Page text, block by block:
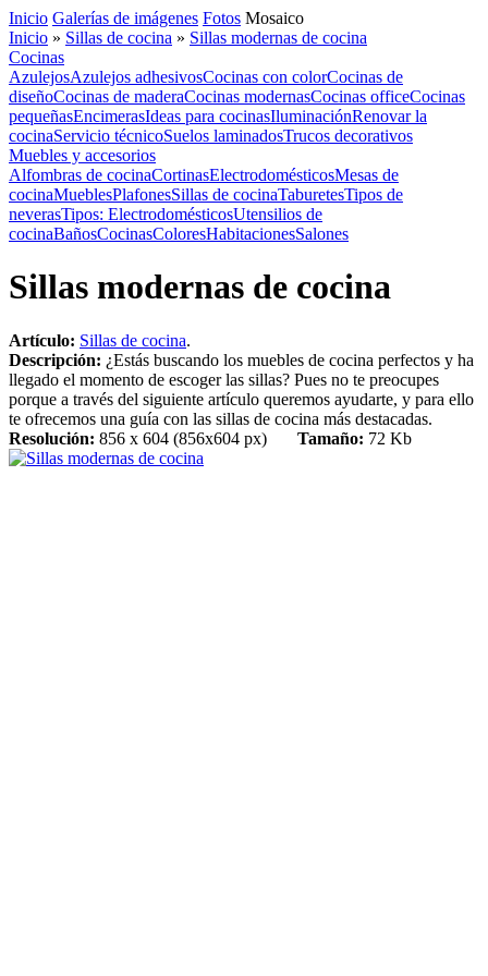
Inicio Galerías de imágenes Fotos Mosaico
Inicio » Sillas de cocina » Sillas modernas de cocina
Cocinas
AzulejosAzulejos adhesivosCocinas con colorCocinas de
diseñoCocinas de maderaCocinas modernasCocinas officeCocinas
pequeñasEncimerasIdeas para cocinasIluminaciónRenovar la
cocinaServicio técnicoSuelos laminadosTrucos decorativos
Muebles y accesorios
Alfombras de cocinaCortinasElectrodomésticosMesas de
cocinaMueblesPlafonesSillas de cocinaTaburetesTipos de
neverasTipos: ElectrodomésticosUtensilios de
cocinaBañosCocinasColoresHabitacionesSalones
Sillas modernas de cocina
Artículo: Sillas de cocina.
Descripción: ¿Estás buscando los muebles de cocina perfectos y ha
llegado el momento de escoger las sillas? Pues no te preocupes
porque a través del siguiente artículo queremos ayudarte, y para ello
te ofrecemos una guía con las sillas de cocina más destacadas.
Resolución: 856 x 604 (856x604 px) Tamaño: 72 Kb